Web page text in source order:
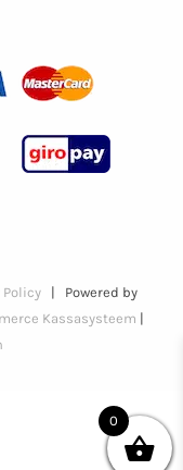
Policy| Powered by
Kassasysteem |
0